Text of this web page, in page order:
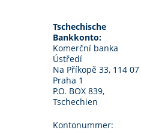
Tschechische
Bankkonto:
Komerční banka
Ústředí
Na Příkopě 33, 114 07
Praha 1
P.O. BOX 839,
Tschechien
Kontonummer: